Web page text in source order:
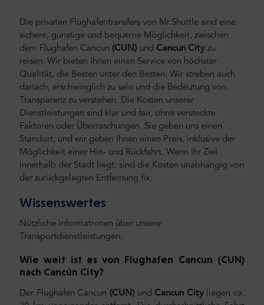
Die privaten Flughafentransfers von Mr.Shuttle sind eine
sichere, günstige und bequeme Möglichkeit, zwischen
dem Flughafen Cancun (CUN) und Cancun City zu
reisen. Wir bieten Ihnen einen Service von höchster
Qualität, die Besten unter den Besten. Wir streben auch
danach, erschwinglich zu sein und die Bedeutung von
Transparenz zu verstehen. Die Kosten unserer
Dienstleistungen sind klar und fair, ohne versteckte
Faktoren oder Überraschungen. Sie geben uns einen
Standort, und wir geben Ihnen einen Preis, inklusive der
Möglichkeit einer Hin- und Rückfahrt. Wenn Ihr Ziel
innerhalb der Stadt liegt, sind die Kosten unabhängig von
der zurückgelegten Entfernung fix.
Wissenswertes
Nützliche Informationen über unsere
Transportdienstleistungen.
Wie weit ist es von Flughafen Cancun (CUN)
nach Cancún City?
Der Flughafen Cancun (CUN)und Cancun Cityliegen ca.